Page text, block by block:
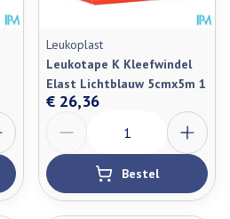
Leukoplast
Leukotape K Kleefwindel
Elast Lichtblauw 5cmx5m 1
€ 26,36
Bestel